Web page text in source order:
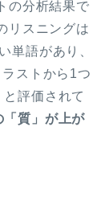
の分析結果で
リスニングは
単語があり、
ストから1つ
評価されて
「質」が上が